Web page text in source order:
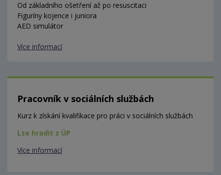
Od základního ošetření až po resuscitaci
Figuríny kojence i juniora
AED simulátor
Více informací
Pracovník v sociálních službách
Kurz k získání kvalifikace pro práci v sociálních službách
Lze hradit z ÚP
Více informací